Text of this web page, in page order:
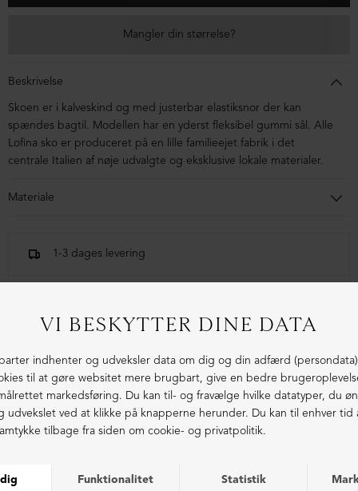
Mangler din størrelse?
Beskrivelse
Skoen er i kalveskind og med justerbar elastiksnor der kan
spændes bagtil. Modellen har en yderst fleksibel gummi sål. Alle
Lofina sko er produceret på en lille familieejet fabrik i det
centrale Italien af nøje udvalgte og eksklusive lokale materialer.
Materiale
1-3 dages levering
LIGNENDE PRODUKTER